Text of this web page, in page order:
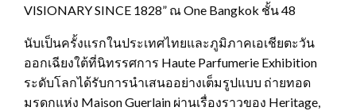
VISIONARY SINCE 1828” ณ One Bangkok ชั้น 48
นับเป็นครั้งแรกในประเทศไทยและภูมิภาคเอเชียตะวัน
ออกเฉียงใต้ที่นิทรรศการ Haute Parfumerie Exhibition
ระดับโลกได้รับการนำเสนออย่างเต็มรูปแบบ ถ่ายทอด
มรดกแห่ง Maison Guerlain ผ่านเรื่องราวของ Heritage,